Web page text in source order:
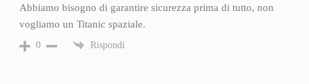
Abbiamo bisogno di garantire sicurezza prima di tutto, non
vogliamo un Titanic spaziale.
0 Rispondi